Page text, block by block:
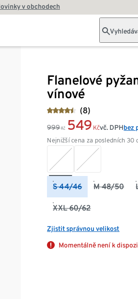
v obchodech
Flanelové
vínové
(8)
999 Kč 549 Kč
Nejnižší cena za posledních 30
vč. DPHbez
S 44/46 M 48/50
XXL 60/62
Zjistit správnou velikost
Momentálně není k